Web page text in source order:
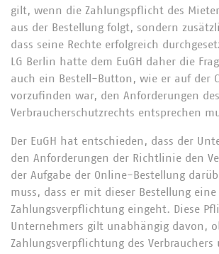
gilt, wenn die Zahlungspflicht des
aus der Bestellung folgt, sondern
dass seine Rechte erfolgreich
LG Berlin hatte dem EuGH daher die
auch ein Bestell-Button, wie er auf der
vorzufinden war, den Anforderungen
Verbraucherschutzrechts entsprechen
Der EuGH hat entschieden, dass der
den Anforderungen der Richtlinie den
der Aufgabe der Online-Bestellung
muss, dass er mit dieser Bestellung eine
Zahlungsverpflichtung eingeht. Diese
Unternehmers gilt unabhängig davon,
Zahlungsverpflichtung des